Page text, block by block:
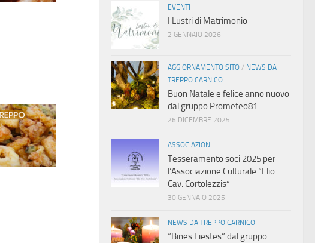
EVENTI
I Lustri di Matrimonio
2 GENNAIO 2026
AGGIORNAMENTO SITO / NEWS DA
TREPPO CARNICO
Buon Natale e felice anno nuovo
dal gruppo Prometeo81
26 DICEMBRE 2025
ASSOCIAZIONI
Tesseramento soci 2025 per
l’Associazione Culturale “Elio
Cav. Cortolezzis”
30 GENNAIO 2025
NEWS DA TREPPO CARNICO
“Bines Fiestes” dal gruppo